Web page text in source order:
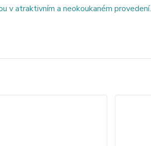
v atraktivním a neokoukaném provedení.